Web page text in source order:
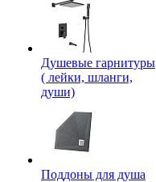
Душевые гарнитуры
( лейки, шланги,
души)
Поддоны для душа